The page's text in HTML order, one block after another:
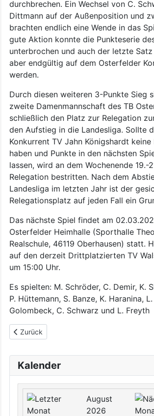
Kalender
August
2026
durchbrechen. Ein Wechsel von C.
Dittmann auf der Außenposition und
brachten endlich eine Wende in das
gute Aktion konnte die Punkteserie
unterbrochen und auch der letzte
aber endgültig auf dem Osterfelder
werden.
Durch diesen weiteren 3-Punkte Sieg
zweite Damenmannschaft des TB
schließlich den Platz zur Relegation
den Aufstieg in die Landesliga. Sollte
Konkurrent TV Jahn Königshardt
haben und Punkte in den nächsten
lassen, wird an dem Wochenende 19.-
Relegation bestritten. Nach dem
Landesliga im letzten Jahr ist der
Relegationsplatz auf jeden Fall ein
Das nächste Spiel findet am
Osterfelder Heimhalle (Sporthalle
Realschule, 46119 Oberhausen) statt.
auf den derzeit Drittplatzierten TV
um 15:00 Uhr.
Es spielten: M. Schröder, C. Demir, K.
P. Hüttemann, S. Banze, K. Haranina,
Golombeck, C. Schwarz und L. Freyth
Vorheriger Beitrag: Weiterer Sieg für die
Zurück